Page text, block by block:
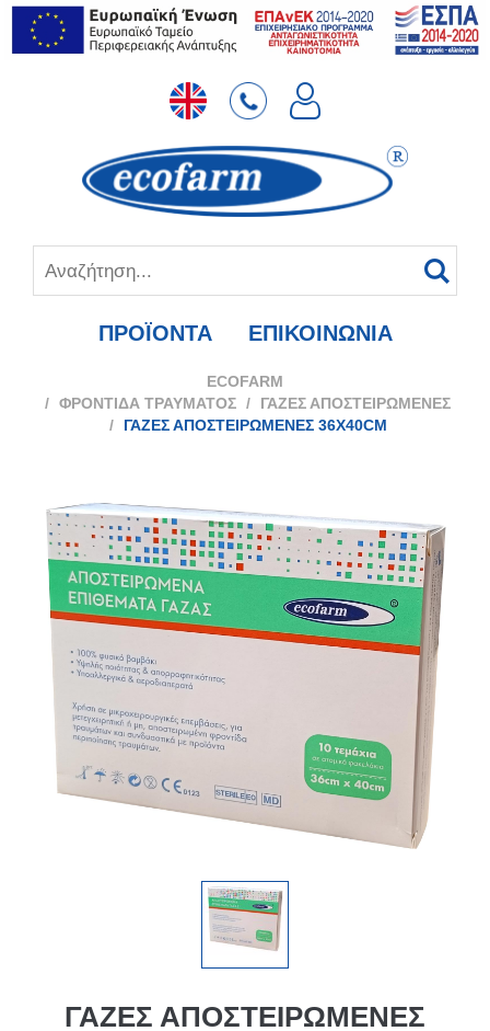

ΠΡΟΪΟΝΤΑ ΕΠΙΚΟΙΝΩΝΙΑ
ECOFARM
ΦΡΟΝΤΙΔΑ ΤΡΑΥΜΑΤΟΣ
ΓΑΖΕΣ ΑΠΟΣΤΕΙΡΩΜΕΝΕΣ
ΓΑΖΕΣ ΑΠΟΣΤΕΙΡΩΜΕΝΕΣ 36Χ40CM
ΓΑΖΕΣ ΑΠΟΣΤΕΙΡΩΜΕΝΕΣ